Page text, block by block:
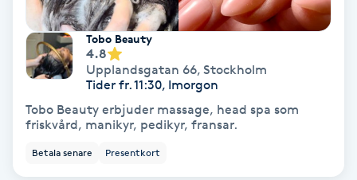
Plastikkirurgi
Powder brows
Power Yoga
PRP (Platelet Rich Plasma)
Tobo Beauty
4.8
Upplandsgatan 66, Stockholm
Tider fr. 11:30, Imorgon
Tobo Beauty erbjuder massage, head spa som
friskvård, manikyr, pedikyr, fransar.
Betala senare Presentkort